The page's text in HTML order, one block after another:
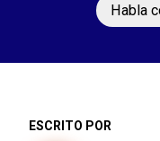
Habla
ESCRITO POR